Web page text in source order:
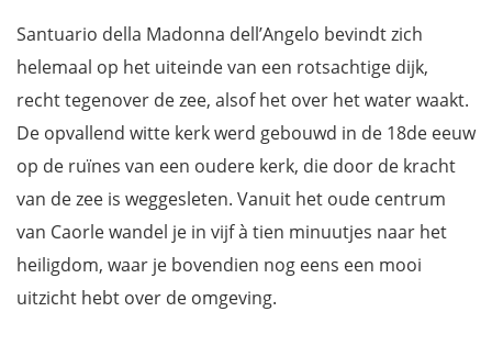
Santuario della Madonna dell’Angelo bevindt zich
helemaal op het uiteinde van een rotsachtige dijk,
recht tegenover de zee, alsof het over het water waakt.
De opvallend witte kerk werd gebouwd in de 18de eeuw
op de ruïnes van een oudere kerk, die door de kracht
van de zee is weggesleten. Vanuit het oude centrum
van Caorle wandel je in vijf à tien minuutjes naar het
heiligdom, waar je bovendien nog eens een mooi
uitzicht hebt over de omgeving.